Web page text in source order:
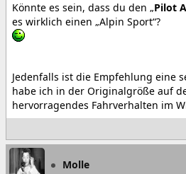
Könnte es sein, dass du den „Pilot
es wirklich einen „Alpin Sport“?
Jedenfalls ist die Empfehlung eine
habe ich in der Originalgröße auf
hervorragendes Fahrverhalten im
Molle